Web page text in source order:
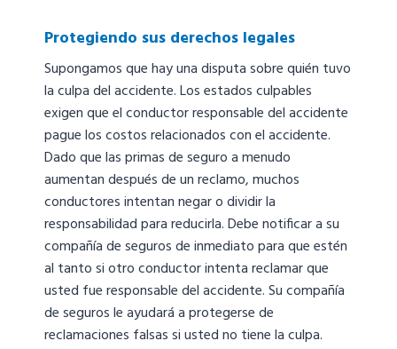
Protegiendo sus derechos legales
Supongamos que hay una disputa sobre quién tuvo
la culpa del accidente. Los estados culpables
exigen que el conductor responsable del accidente
pague los costos relacionados con el accidente.
Dado que las primas de seguro a menudo
aumentan después de un reclamo, muchos
conductores intentan negar o dividir la
responsabilidad para reducirla. Debe notificar a su
compañía de seguros de inmediato para que estén
al tanto si otro conductor intenta reclamar que
usted fue responsable del accidente. Su compañía
de seguros le ayudará a protegerse de
reclamaciones falsas si usted no tiene la culpa.